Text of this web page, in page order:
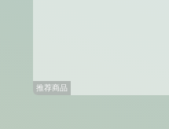
推荐商品